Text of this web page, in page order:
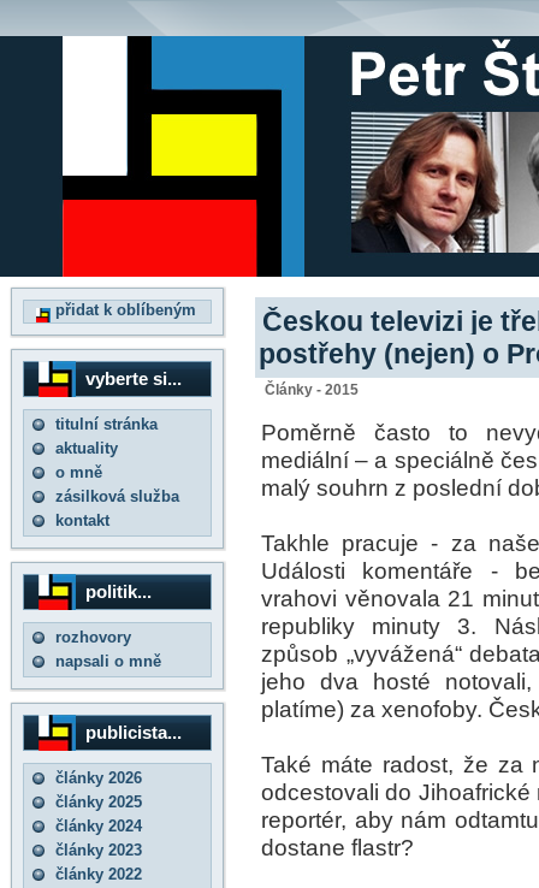
přidat k oblíbeným
vyberte si...
titulní stránka
aktuality
o mně
zásilková služba
kontakt
politik...
rozhovory
napsali o mně
publicista...
články 2026
články 2025
články 2024
články 2023
články 2022
Českou televizi je
postřehy (nejen) o
Články - 2015
Poměrně často to
mediální – a speciálně
malý souhrn z poslední
Takhle pracuje - za
Události komentáře -
vrahovi věnovala 21
republiky minuty 3.
způsob „vyvážená“
jeho dva hosté
platíme) za xenofoby.
Také máte radost, že za
odcestovali do
reportér, aby nám
dostane flastr?